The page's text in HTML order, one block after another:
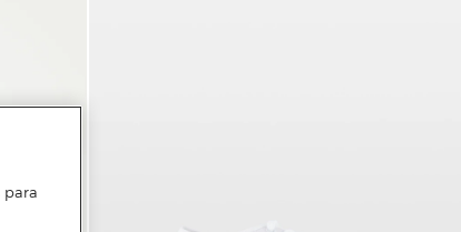
para